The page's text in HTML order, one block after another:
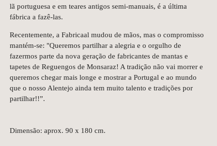
lã portuguesa e em teares antigos semi-manuais, é a última
fábrica a fazê-las.
Recentemente, a Fabricaal mudou de mãos, mas o compromisso
mantém-se: "Queremos partilhar a alegria e o orgulho de
fazermos parte da nova geração de fabricantes de mantas e
tapetes de Reguengos de Monsaraz! A tradição não vai morrer e
queremos chegar mais longe e mostrar a Portugal e ao mundo
que o nosso Alentejo ainda tem muito talento e tradições por
partilhar!!”.
Dimensão: aprox. 90 x 180 cm.